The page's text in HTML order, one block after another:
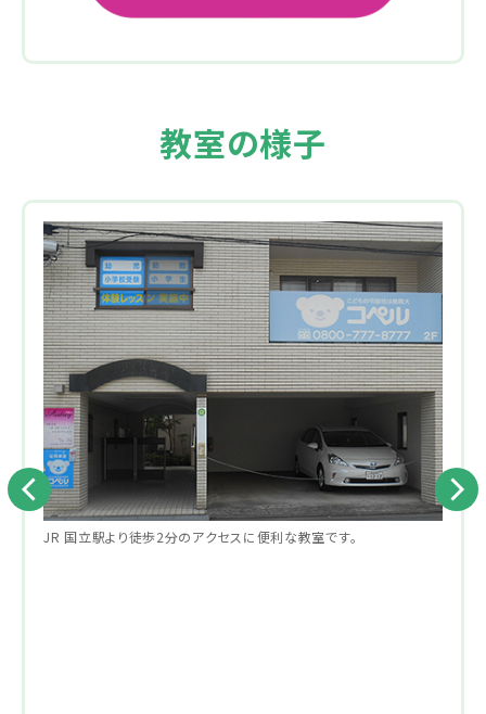
教室の様子
JR 国立駅より徒歩2分のアクセスに便利な教室です。